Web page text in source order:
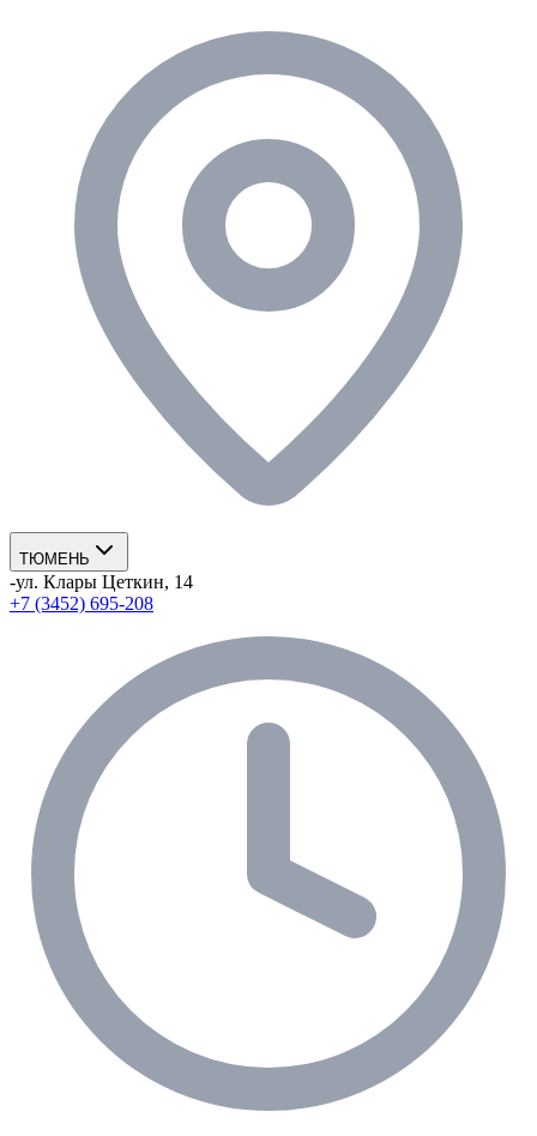
ТЮМЕНЬ
-ул. Клары Цеткин, 14
+7 (3452) 695-208